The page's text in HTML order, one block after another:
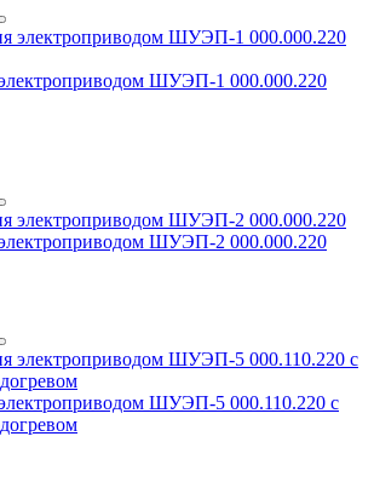
ШУЭП-1 000.000.220
ШУЭП-2 000.000.220
ШУЭП-5 000.110.220 с